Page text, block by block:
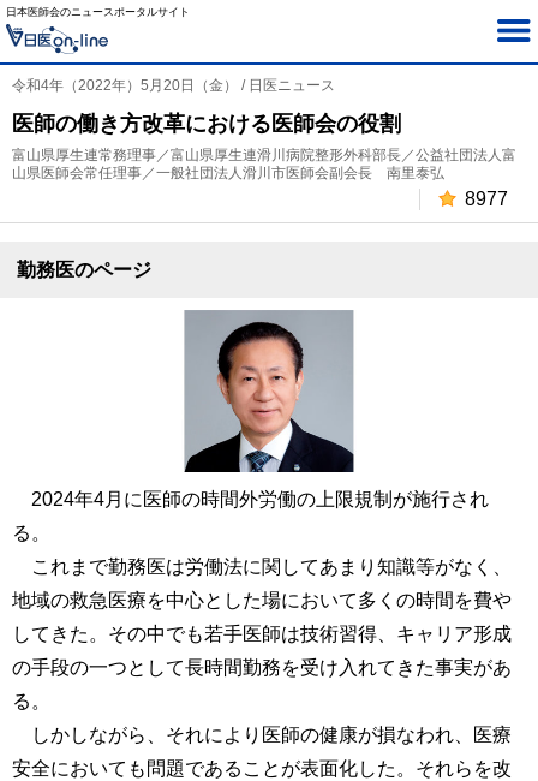
日本医師会のニュースポータルサイト
令和4年（2022年）5月20日（金） / 日医ニュース
医師の働き方改革における医師会の役割
富山県厚生連常務理事／富山県厚生連滑川病院整形外科部長／公益社団法人富
山県医師会常任理事／一般社団法人滑川市医師会副会長 南里泰弘
8977
勤務医のページ
2024年4月に医師の時間外労働の上限規制が施行され
る。
これまで勤務医は労働法に関してあまり知識等がなく、
地域の救急医療を中心とした場において多くの時間を費や
してきた。その中でも若手医師は技術習得、キャリア形成
の手段の一つとして長時間勤務を受け入れてきた事実があ
る。
しかしながら、それにより医師の健康が損なわれ、医療
安全においても問題であることが表面化した。それらを改